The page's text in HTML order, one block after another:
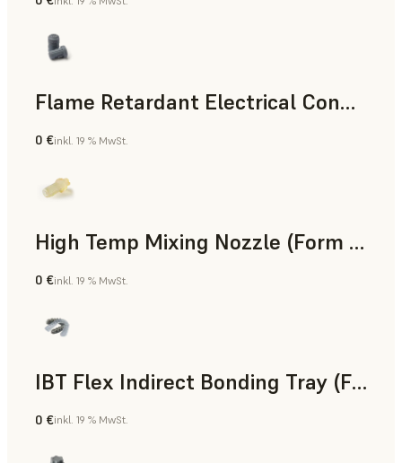
Flame Retardant Electrical Connector (Form 4)
Technik
0 €inkl. 19 % MwSt.
High Temp Mixing Nozzle (Form 4)
Technik
0 €inkl. 19 % MwSt.
IBT Flex Indirect Bonding Tray (Form 4)
Zahnmedizin
0 €inkl. 19 % MwSt.